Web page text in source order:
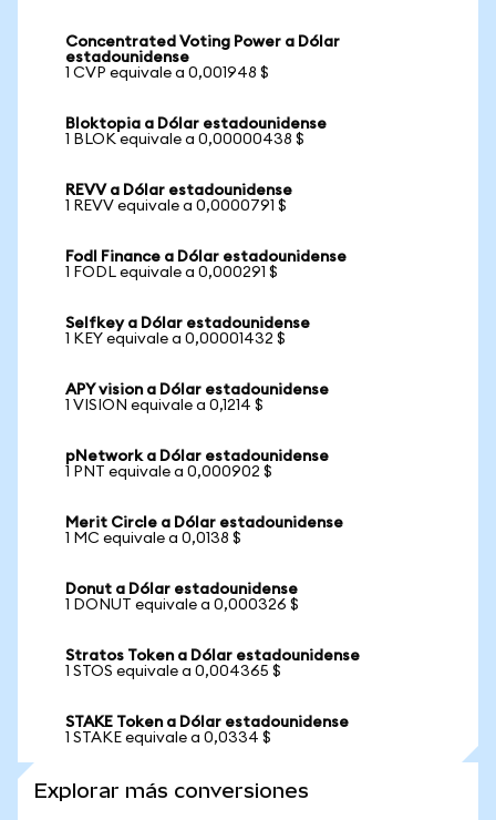
Concentrated Voting Power a Dólar
estadounidense
1 CVP equivale a 0,001948 $
Bloktopia a Dólar estadounidense
1 BLOK equivale a 0,00000438 $
REVV a Dólar estadounidense
1 REVV equivale a 0,0000791 $
Fodl Finance a Dólar estadounidense
1 FODL equivale a 0,000291 $
Selfkey a Dólar estadounidense
1 KEY equivale a 0,00001432 $
APY vision a Dólar estadounidense
1 VISION equivale a 0,1214 $
pNetwork a Dólar estadounidense
1 PNT equivale a 0,000902 $
Merit Circle a Dólar estadounidense
1 MC equivale a 0,0138 $
Donut a Dólar estadounidense
1 DONUT equivale a 0,000326 $
Stratos Token a Dólar estadounidense
1 STOS equivale a 0,004365 $
STAKE Token a Dólar estadounidense
1 STAKE equivale a 0,0334 $
Explorar más conversiones